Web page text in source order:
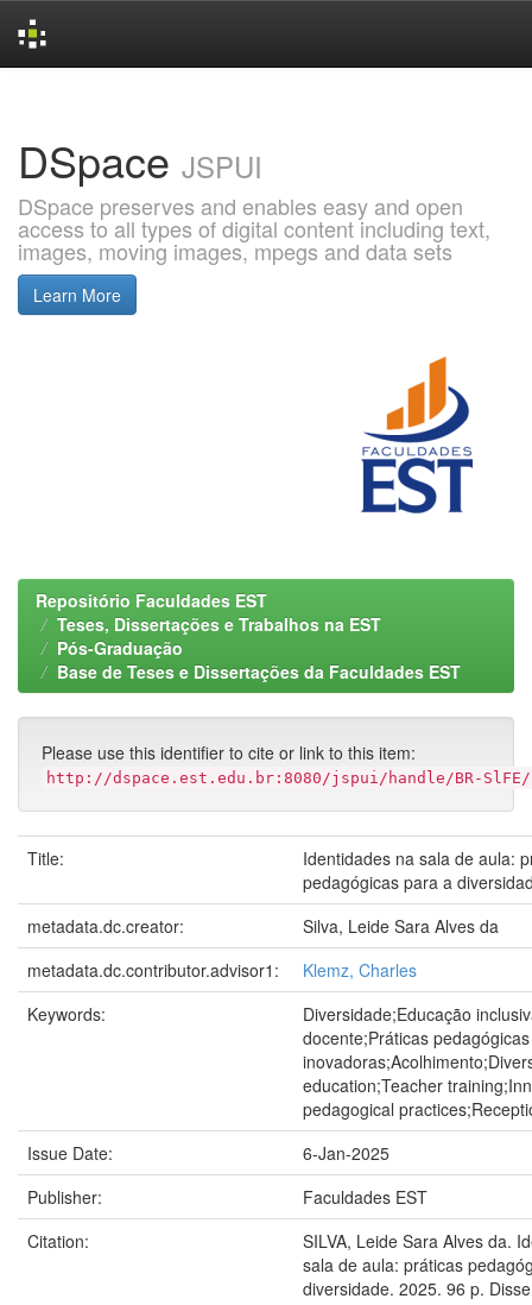
DSpace JSPUI
DSpace preserves and enables easy and open
access to all types of digital content including text,
images, moving images, mpegs and data sets
Learn More
Repositório Faculdades EST
Teses, Dissertações e Trabalhos na EST
Pós-Graduação
Base de Teses e Dissertações da Faculdades EST
Please use this identifier to cite or link to this item:
http://dspace.est.edu.br:8080/jspui/handle/BR-SlFE/
Title:
Identidades na sala de aula:
pedagógicas para a
metadata.dc.creator:
Silva, Leide Sara Alves da
metadata.dc.contributor.advisor1:
Klemz, Charles
Keywords:
Diversidade;Educação
docente;Práticas pedagógicas
education;Teacher
pedagogical
Issue Date:
6-Jan-2025
Publisher:
Faculdades EST
Citation:
SILVA, Leide Sara Alves da.
sala de aula: práticas
diversidade. 2025. 96 p.